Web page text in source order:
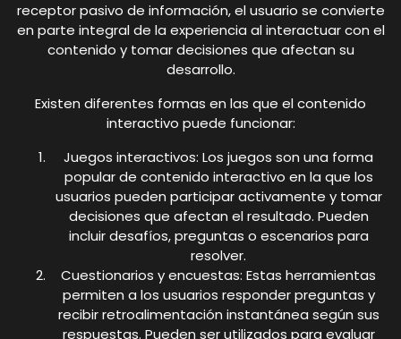
receptor pasivo de información, el usuario se convierte
en parte integral de la experiencia al interactuar con el
contenido y tomar decisiones que afectan su
desarrollo.
Existen diferentes formas en las que el contenido
interactivo puede funcionar:
Juegos interactivos: Los juegos son una forma
popular de contenido interactivo en la que los
usuarios pueden participar activamente y tomar
decisiones que afectan el resultado. Pueden
incluir desafíos, preguntas o escenarios para
resolver.
Cuestionarios y encuestas: Estas herramientas
permiten a los usuarios responder preguntas y
recibir retroalimentación instantánea según sus
respuestas. Pueden ser utilizados para evaluar